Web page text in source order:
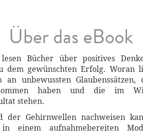
Über das eBook
Bücher über positives
dem gewünschten Erfolg. Woran
an unbewussten
haben und die im
stehen.
der Gehirnwellen nachweisen
einem aufnahmebereiten